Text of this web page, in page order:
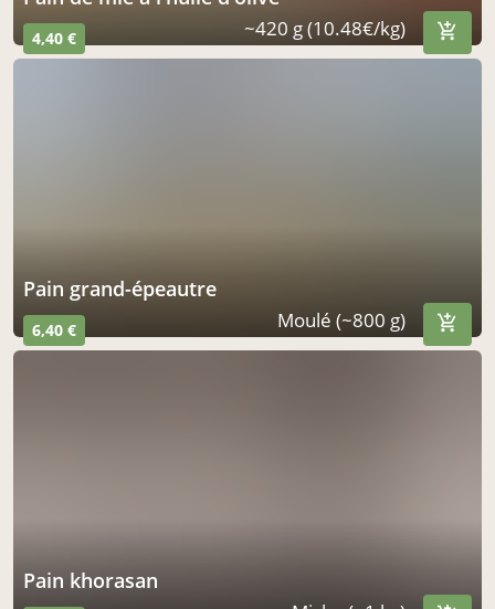
4,40 € ~420 g (10.48€/kg)
Pain grand-épeautre
6,40 € Moulé (~800 g)
Pain khorasan